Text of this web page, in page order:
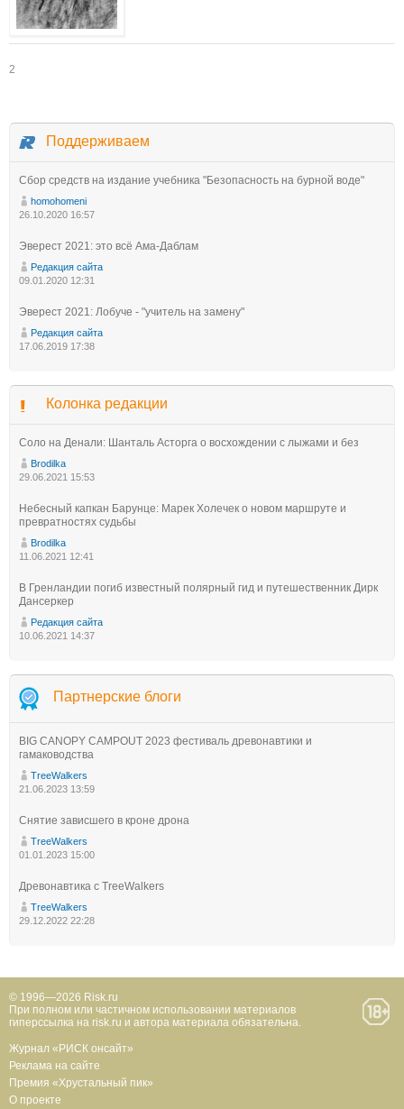
2
Поддерживаем
Сбор средств на издание учебника "Безопасность на бурной воде"
homohomeni
26.10.2020 16:57
Эверест 2021: это всё Ама-Даблам
Редакция сайта
09.01.2020 12:31
Эверест 2021: Лобуче - "учитель на замену"
Редакция сайта
17.06.2019 17:38
Колонка редакции
Соло на Денали: Шанталь Асторга о восхождении с лыжами и без
Brodilka
29.06.2021 15:53
Небесный капкан Барунце: Марек Холечек о новом маршруте и
превратностях судьбы
Brodilka
11.06.2021 12:41
В Гренландии погиб известный полярный гид и путешественник Дирк
Дансеркер
Редакция сайта
10.06.2021 14:37
Партнерские блоги
BIG CANOPY CAMPOUT 2023 фестиваль древонавтики и
гамаководства
TreeWalkers
21.06.2023 13:59
Снятие зависшего в кроне дрона
TreeWalkers
01.01.2023 15:00
Древонавтика с TreeWalkers
TreeWalkers
29.12.2022 22:28
© 1996—2026 Risk.ru
При полном или частичном использовании материалов
гиперссылка на risk.ru и автора материала обязательна.
Журнал «РИСК онсайт»
Реклама на сайте
Премия «Хрустальный пик»
О проекте